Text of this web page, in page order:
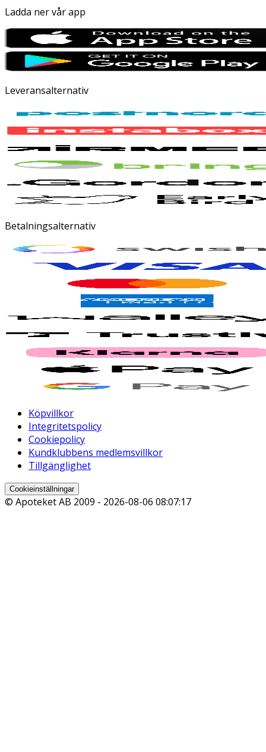
Ladda ner vår app
Leveransalternativ
Betalningsalternativ
Köpvillkor
Integritetspolicy
Cookiepolicy
Kundklubbens medlemsvillkor
Tillgänglighet
Cookieinställningar
© Apoteket AB 2009 - 2026-08-06 08:07:17